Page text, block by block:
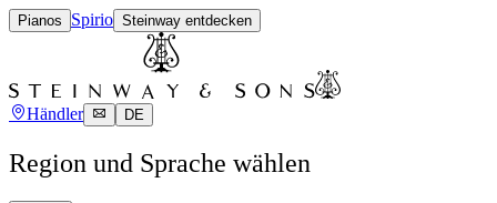
Pianos Spirio Steinway entdecken
Händler DE
Region und Sprache wählen